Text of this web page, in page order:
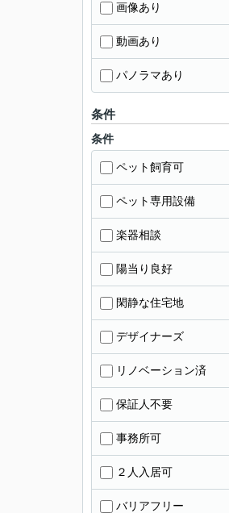
画像あり
動画あり
パノラマあり
条件
条件
ペット飼育可
ペット専用設備
楽器相談
陽当り良好
閑静な住宅地
デザイナーズ
リノベーション済
保証人不要
事務所可
２人入居可
バリアフリー